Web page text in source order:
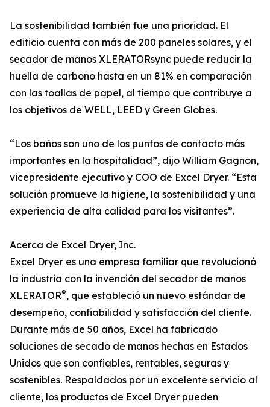
La sostenibilidad también fue una prioridad. El
edificio cuenta con más de 200 paneles solares, y el
secador de manos XLERATORsync puede reducir la
huella de carbono hasta en un 81% en comparación
con las toallas de papel, al tiempo que contribuye a
los objetivos de WELL, LEED y Green Globes.
“Los baños son uno de los puntos de contacto más
importantes en la hospitalidad”, dijo William Gagnon,
vicepresidente ejecutivo y COO de Excel Dryer. “Esta
solución promueve la higiene, la sostenibilidad y una
experiencia de alta calidad para los visitantes”.
Acerca de Excel Dryer, Inc.
Excel Dryer es una empresa familiar que revolucionó
la industria con la invención del secador de manos
XLERATOR®, que estableció un nuevo estándar de
desempeño, confiabilidad y satisfacción del cliente.
Durante más de 50 años, Excel ha fabricado
soluciones de secado de manos hechas en Estados
Unidos que son confiables, rentables, seguras y
sostenibles. Respaldados por un excelente servicio al
cliente, los productos de Excel Dryer pueden